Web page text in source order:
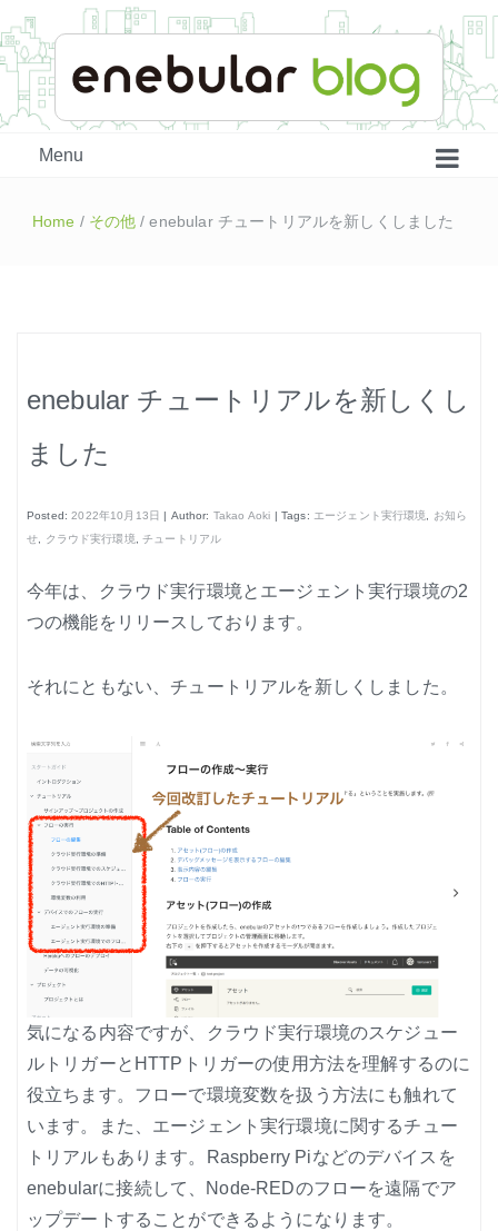
enebular 公式 技術ブログ
Menu
はじめよう、enebular (1)
はじめよう、enebular (2)
はじめよう、enebular (4)
はじめよう、enebular (5)
ノーコードで地図アプリ制作を体験
ノンコーディングで機械学習を体験
Node-REDの基本的な使い方
クラウド実行環境
エージェント実行環境
プライベートノード
ノード紹介
機能紹介
Node-RED にゅーびーず
サンプル集
環境センサーを使った空間の可視化
Home / その他 / enebular チュートリアルを新しくしました
enebular チュートリアルを新しくし
ました
Posted:2022年10月13日 | Author: Takao Aoki | Tags: エージェント実行環境, お知ら
せ, クラウド実行環境,チュートリアル
今年は、クラウド実行環境とエージェント実行環境の2
つの機能をリリースしております。
それにともない、チュートリアルを新しくしました。
気になる内容ですが、クラウド実行環境のスケジュー
ルトリガーとHTTPトリガーの使用方法を理解するのに
役立ちます。フローで環境変数を扱う方法にも触れて
います。また、エージェント実行環境に関するチュー
トリアルもあります。Raspberry Piなどのデバイスを
enebularに接続して、Node-REDのフローを遠隔でア
ップデートすることができるようになります。